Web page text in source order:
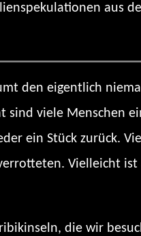
aus
den eigentlich
sind viele Menschen
ein Stück zurück.
Vielleicht
die wir